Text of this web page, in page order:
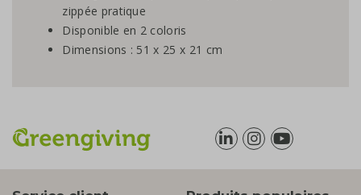
zippée pratique
Disponible en 2 coloris
Dimensions : 51 x 25 x 21 cm